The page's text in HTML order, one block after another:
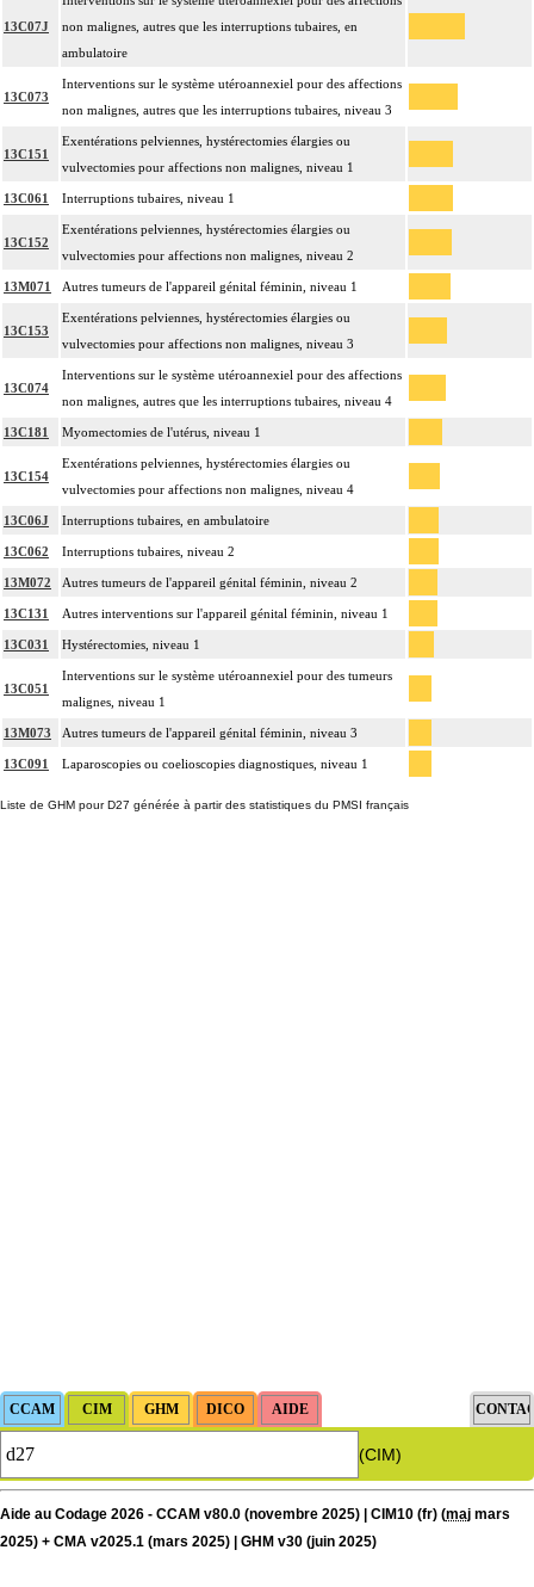
13C07J
non malignes, autres que les interruptions tubaires, en
ambulatoire
13C073
Interventions sur le système utéroannexiel pour des affections
non malignes, autres que les interruptions tubaires, niveau 3
13C151
Exentérations pelviennes, hystérectomies élargies ou
vulvectomies pour affections non malignes, niveau 1
13C061 Interruptions tubaires, niveau 1
13C152
Exentérations pelviennes, hystérectomies élargies ou
vulvectomies pour affections non malignes, niveau 2
13M071 Autres tumeurs de l'appareil génital féminin, niveau 1
13C153
Exentérations pelviennes, hystérectomies élargies ou
vulvectomies pour affections non malignes, niveau 3
13C074
Interventions sur le système utéroannexiel pour des affections
non malignes, autres que les interruptions tubaires, niveau 4
13C181 Myomectomies de l'utérus, niveau 1
13C154
Exentérations pelviennes, hystérectomies élargies ou
vulvectomies pour affections non malignes, niveau 4
13C06J Interruptions tubaires, en ambulatoire
13C062 Interruptions tubaires, niveau 2
13M072 Autres tumeurs de l'appareil génital féminin, niveau 2
13C131 Autres interventions sur l'appareil génital féminin, niveau 1
13C031 Hystérectomies, niveau 1
13C051
Interventions sur le système utéroannexiel pour des tumeurs
malignes, niveau 1
13M073 Autres tumeurs de l'appareil génital féminin, niveau 3
13C091 Laparoscopies ou coelioscopies diagnostiques, niveau 1
Liste de GHM pour D27 générée à partir des statistiques du PMSI français
(CIM)
Aide au Codage 2026 - CCAM v80.0 (novembre 2025) | CIM10 (fr) (maj mars
2025) + CMA v2025.1 (mars 2025) | GHM v30 (juin 2025)